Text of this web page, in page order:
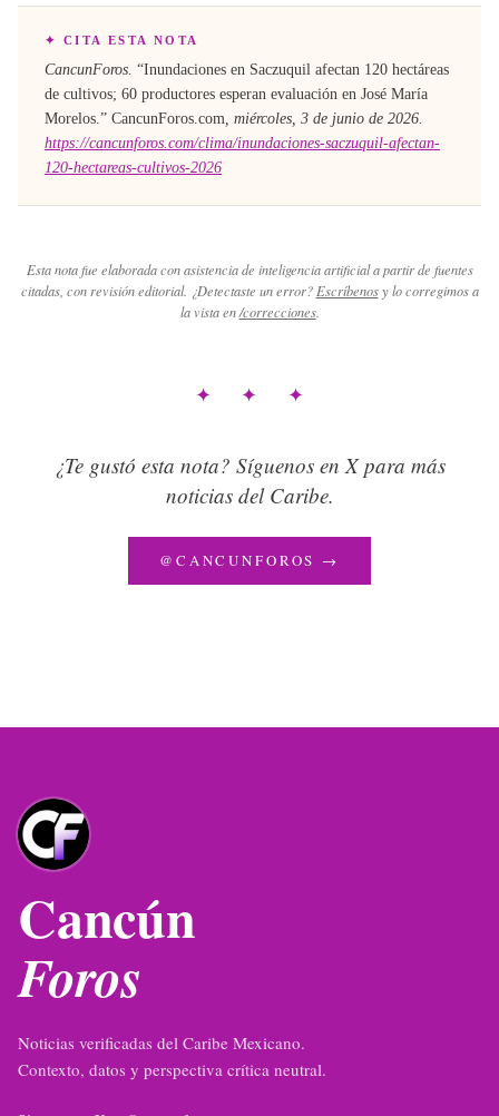
✦ CITA ESTA NOTA
CancunForos. “Inundaciones en Saczuquil afectan 120 hectáreas
de cultivos; 60 productores esperan evaluación en José María
Morelos.” CancunForos.com, miércoles, 3 de junio de 2026.
https://cancunforos.com/clima/inundaciones-saczuquil-afectan-
120-hectareas-cultivos-2026
Esta nota fue elaborada con asistencia de inteligencia artificial a partir de fuentes
citadas, con revisión editorial. ¿Detectaste un error? Escríbenos y lo corregimos a
la vista en /correcciones.
✦ ✦ ✦
¿Te gustó esta nota? Síguenos en X para más
noticias del Caribe.
@CANCUNFOROS →
Cancún
Foros
Noticias verificadas del Caribe Mexicano.
Contexto, datos y perspectiva crítica neutral.